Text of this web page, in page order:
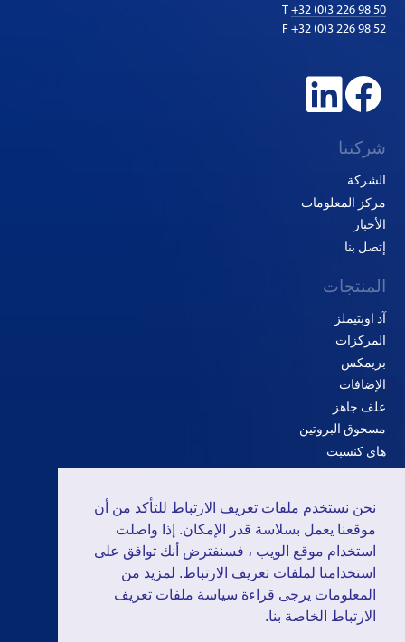
نحن نستخدم ملفات تعريف الارتباط للتأكد من أن
موقعنا يعمل بسلاسة قدر الإمكان. إذا واصلت
استخدام موقع الويب ، فسنفترض أنك توافق على
استخدامنا لملفات تعريف الارتباط. لمزيد من
المعلومات يرجى قراءة سياسة ملفات تعريف
الارتباط الخاصة بنا.
T+32 (0)3 226 98 50
F +32 (0)3 226 98 52
شركتنا
الشركة
مركز المعلومات
الأخبار
إتصل بنا
المنتجات
آد اوبتيملز
المركزات
بريمكس
الإضافات
علف جاهز
مسحوق البروتين
هاي كنسبت
الدواجن
المجترات
الخنازير